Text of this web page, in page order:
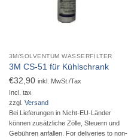
3M/SOLVENTUM WASSERFILTER
3M CS-51 für Kühlschrank
€32,90 inkl. MwSt./Tax
Incl. tax
zzgl. Versand
Bei Lieferungen in Nicht-EU-Länder
können zusätzliche Zölle, Steuern und
Gebühren anfallen. For deliveries to non-